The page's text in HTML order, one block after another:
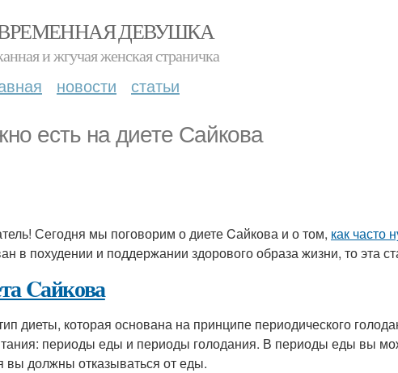
ДЕВУШКА
и жгучая женская страничка
новости статьи
есть на диете Cайкова
Сегодня мы поговорим о диете Cайкова и о том, как часто
в похудении и поддержании здорового образа жизни, то эта
Cайкова
диеты, которая основана на принципе периодического
периоды еды и периоды голодания. В периоды еды вы
вы должны отказываться от еды.